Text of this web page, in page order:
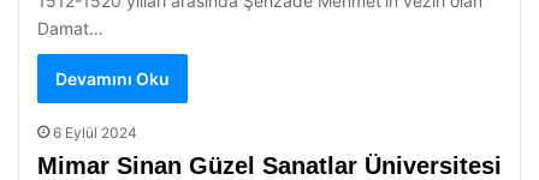
Damat…
Devamını Oku
6 Eylül 2024
Mimar Sinan Güzel Sanatlar Üniversitesi